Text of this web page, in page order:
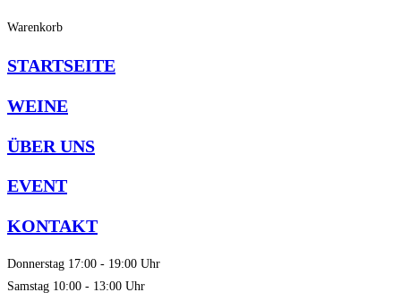
Warenkorb
STARTSEITE
WEINE
ÜBER UNS
EVENT
KONTAKT
Donnerstag 17:00 - 19:00 Uhr
Samstag 10:00 - 13:00 Uhr